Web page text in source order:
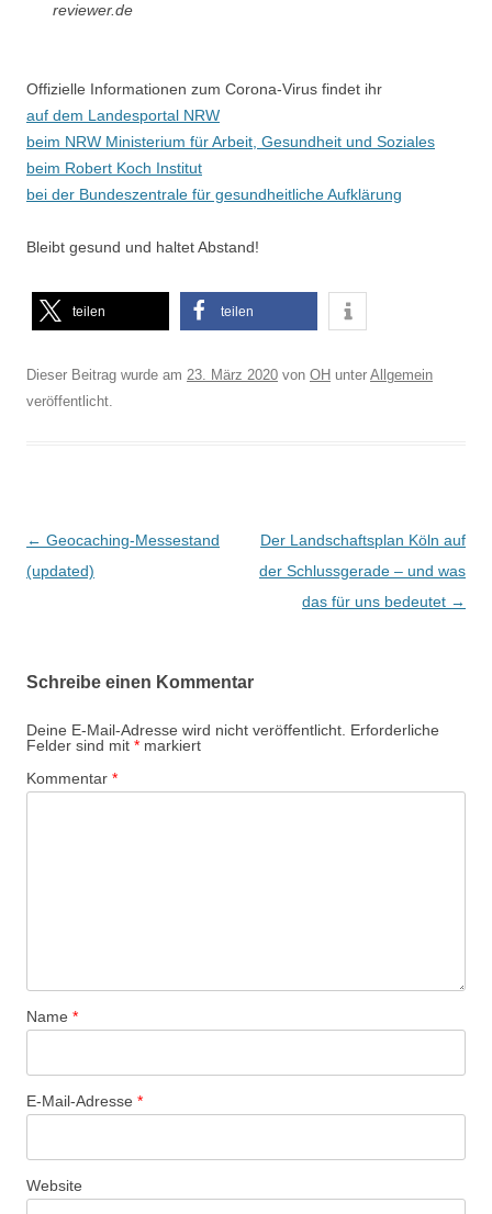
reviewer.de
Offizielle Informationen zum Corona-Virus findet ihr
auf dem Landesportal NRW
beim NRW Ministerium für Arbeit, Gesundheit und Soziales
beim Robert Koch Institut
bei der Bundeszentrale für gesundheitliche Aufklärung
Bleibt gesund und haltet Abstand!
teilen teilen
Dieser Beitrag wurde am 23. März 2020 von OH unter Allgemein
veröffentlicht.
Beitragsnavigation
← Geocaching-Messestand
(updated)
Der Landschaftsplan Köln auf
der Schlussgerade – und was
das für uns bedeutet →
Schreibe einen Kommentar
Deine E-Mail-Adresse wird nicht veröffentlicht. Erforderliche
Felder sind mit * markiert
Kommentar *
Name *
E-Mail-Adresse *
Website